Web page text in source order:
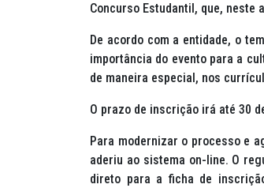
Concurso Estudantil, que, neste
De acordo com a entidade, o
importância do evento para a
de maneira especial, nos
O prazo de inscrição irá até 30
Para modernizar o processo e
aderiu ao sistema on-line. O
direto para a ficha de